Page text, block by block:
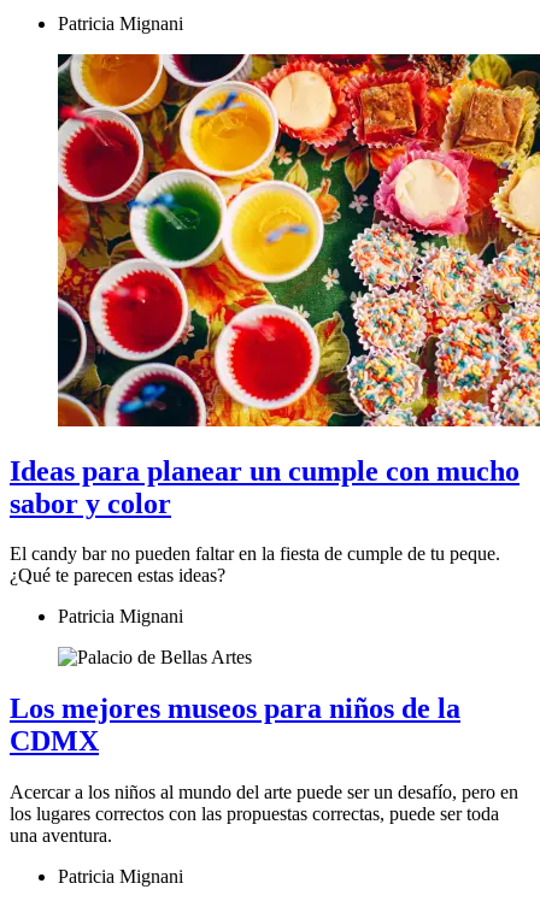
Patricia Mignani
Ideas para planear un cumple con mucho
sabor y color
El candy bar no pueden faltar en la fiesta de cumple de tu peque.
¿Qué te parecen estas ideas?
Patricia Mignani
Los mejores museos para niños de la
CDMX
Acercar a los niños al mundo del arte puede ser un desafío, pero en
los lugares correctos con las propuestas correctas, puede ser toda
una aventura.
Patricia Mignani